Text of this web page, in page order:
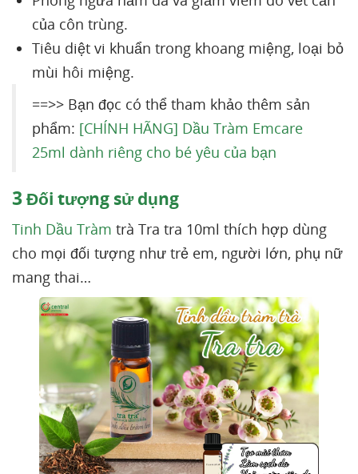
của côn trùng.
Tiêu diệt vi khuẩn trong khoang miệng, loại bỏ
mùi hôi miệng.
==>> Bạn đọc có thể tham khảo thêm sản
phẩm: [CHÍNH HÃNG] Dầu Tràm Emcare
25ml dành riêng cho bé yêu của bạn
3Đối tượng sử dụng
Tinh Dầu Tràm trà Tra tra 10ml thích hợp dùng
cho mọi đối tượng như trẻ em, người lớn, phụ nữ
mang thai…